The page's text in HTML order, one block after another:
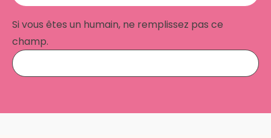
Si vous êtes un humain, ne remplissez pas ce
champ.